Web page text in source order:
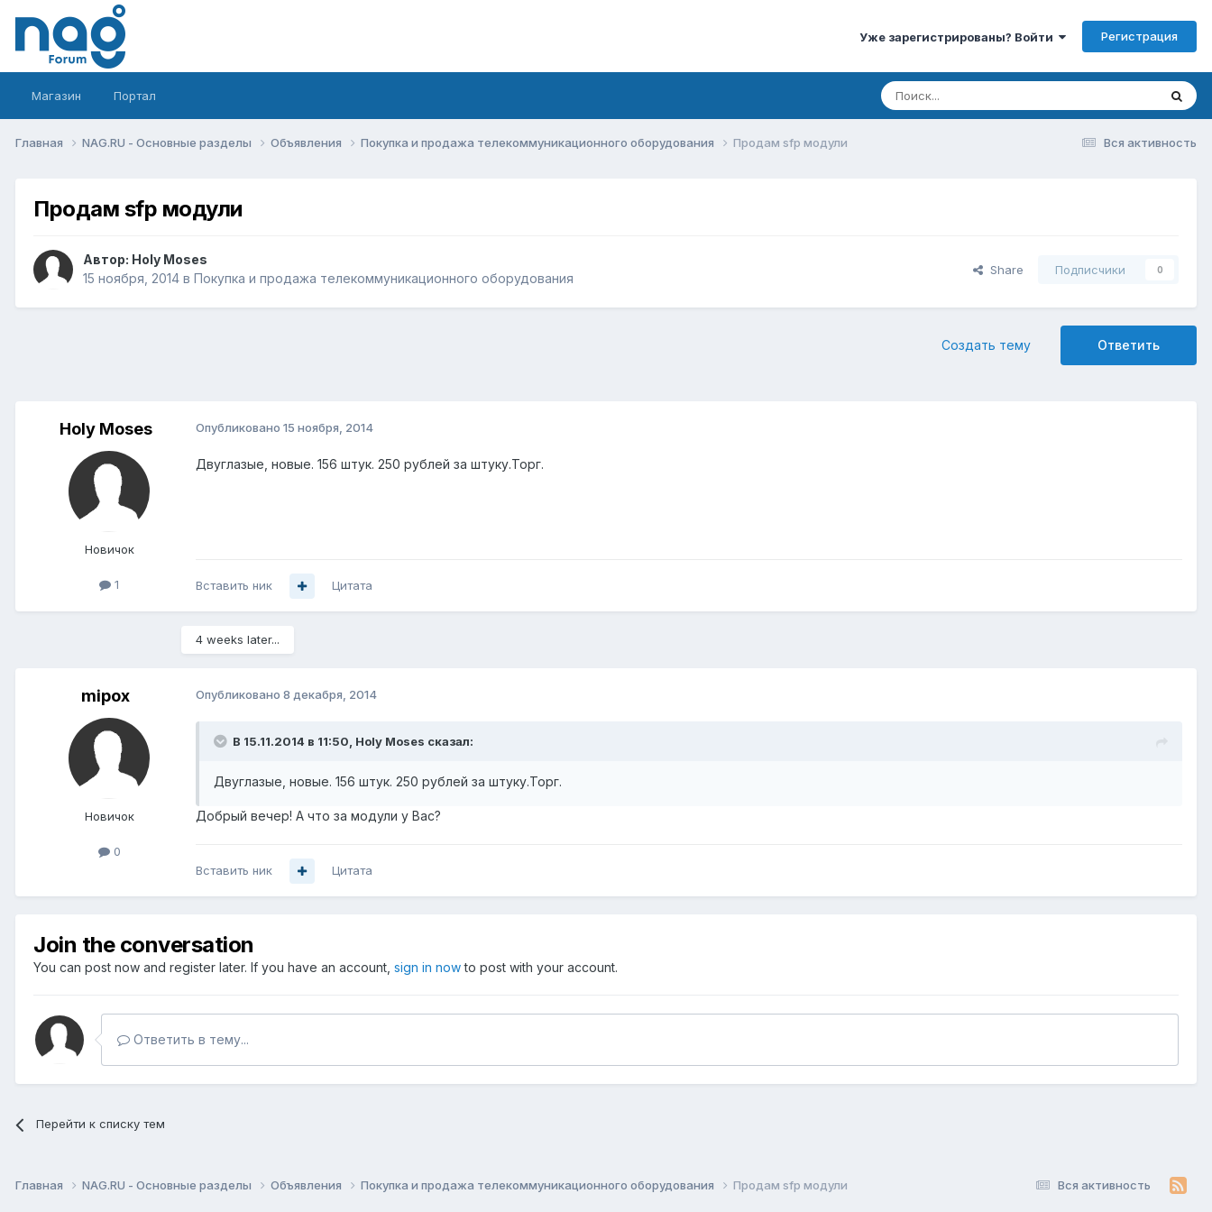
Уже зарегистрированы? Войти Регистрация
Магазин Портал
Вся активность
Главная NAG.RU - Основные разделы Объявления Покупка и продажа телекоммуникационного оборудования Продам sfp модули
Продам sfp модули
Автор: Holy Moses
15 ноября, 2014 в Покупка и продажа телекоммуникационного оборудования
Share Подписчики 0
Ответить
Создать тему
Holy Moses
Новичок
1
Опубликовано 15 ноября, 2014
Двуглазые, новые. 156 штук. 250 рублей за штуку.Торг.
Вставить ник Цитата
4 weeks later...
mipox
Новичок
0
Опубликовано 8 декабря, 2014
В 15.11.2014 в 11:50, Holy Moses сказал:
Двуглазые, новые. 156 штук. 250 рублей за штуку.Торг.
Добрый вечер! А что за модули у Вас?
Вставить ник Цитата
Join the conversation
You can post now and register later. If you have an account, sign in nowto post with your account.
Ответить в тему...
Перейти к списку тем
Вся активность
Главная NAG.RU - Основные разделы Объявления Покупка и продажа телекоммуникационного оборудования Продам sfp модули